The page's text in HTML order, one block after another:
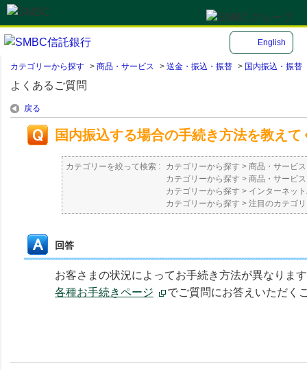
English
カテゴリーから探す > 商品・サービス > 送金・振込・振替 > 国内振込・振替
よくあるご質問
戻る
国内振込する場合の手続き方法を教えて
カテゴリーを絞って検索 : カテゴリーから探す > 商品・サービス
カテゴリーから探す > 商品・サービス
カテゴリーから探す > インターネッ
カテゴリーから探す > 注目のカテゴ
回答
お客さまの状況によってお手続き方法が異なりま
各種お手続きページ
でご質問にお答えいただく